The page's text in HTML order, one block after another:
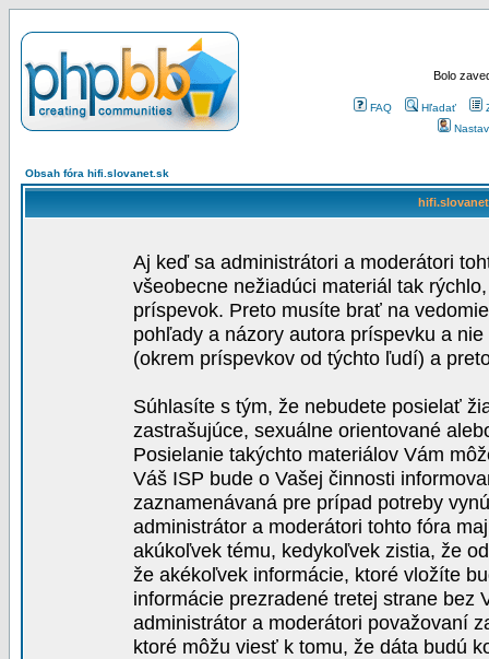
Bolo
FAQ Hľadať
Obsah fóra hifi.slovanet.sk
Aj keď sa administrátori a moderátori
všeobecne nežiadúci materiál tak
príspevok. Preto musíte brať na
pohľady a názory autora príspevku a
(okrem príspevkov od týchto ľudí) a
Súhlasíte s tým, že nebudete posielať
zastrašujúce, sexuálne orientované
Posielanie takýchto materiálov Vám
Váš ISP bude o Vašej činnosti
zaznamenávaná pre prípad potreby
administrátor a moderátori tohto fóra
akúkoľvek tému, kedykoľvek zistia, že
že akékoľvek informácie, ktoré vložíte
informácie prezradené tretej strane bez
administrátor a moderátori považovaní
ktoré môžu viesť k tomu, že dáta budú